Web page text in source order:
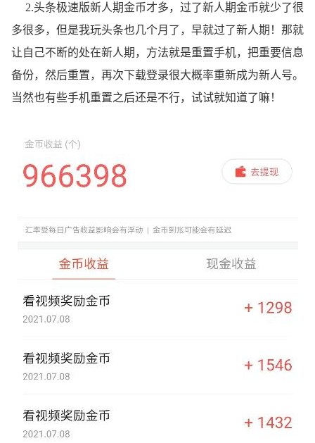
2.头条极速版新人期金币才多，过了新人期金币就少了很
多很多，但是我玩头条也几个月了，早就过了新人期！那就
让自己不断的处在新人期，方法就是重置手机，把重要信息
备份，然后重置，再次下载登录很大概率重新成为新人号。
当然也有些手机重置之后还是不行，试试就知道了嘛！